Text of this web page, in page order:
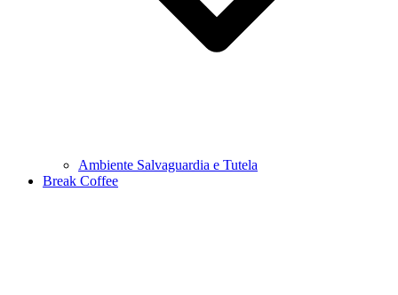
Ambiente Salvaguardia e Tutela
Break Coffee